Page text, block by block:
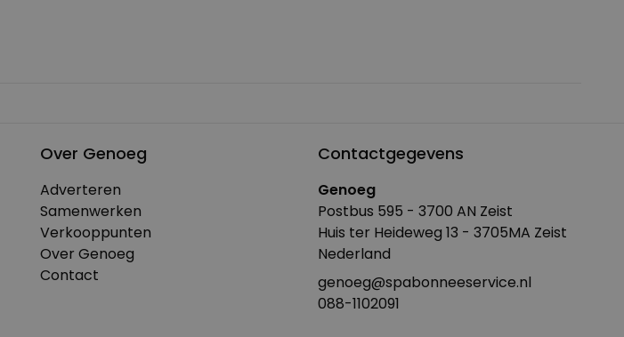
Over Genoeg
Adverteren
Samenwerken
Verkooppunten
Over Genoeg
Contact
Contactgegevens
Genoeg
Postbus 595 - 3700 AN Zeist
Huis ter Heideweg 13 - 3705MA Zeist
Nederland
genoeg@spabonneeservice.nl
088-1102091